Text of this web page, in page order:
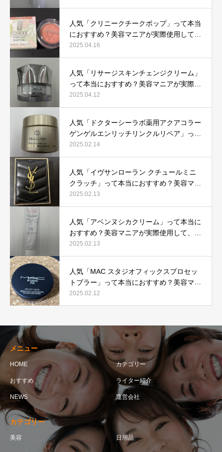
人気「クリニークチークポップ」って本当
におすすめ？美容マニアが実際使用して口
コミを検証！
2025.04.16
人気「リサージスキンチェンジクリーム」
って本当におすすめ？美容マニアが実際使
用して口コミを検証！
2025.04.12
人気「ドクターシーラボ薬用アクアコラー
ゲンゲルエンリッチリンクルリペア」って
本当におすすめ？美容マニアが実際使用し
て口コミを検証
2025.02.14
人気「イヴサンローラン クチュールミニ
クラッチ」って本当におすすめ？美容マニ
アが実際使用して口コミを検証！
2025.02.13
人気「アベンヌシカクリーム」って本当に
おすすめ？美容マニアが実際使用して、口
コミを検証！
2025.02.13
人気「MAC スタジオフィックスプロセッ
トブラー」って本当におすすめ？美容マニ
アが実際使用して口コミを検証！
2025.02.12
メニュー
HOME カテゴリー
おすすめ ライター紹介
NEWS 運営会社
カテゴリー
美容 日用品